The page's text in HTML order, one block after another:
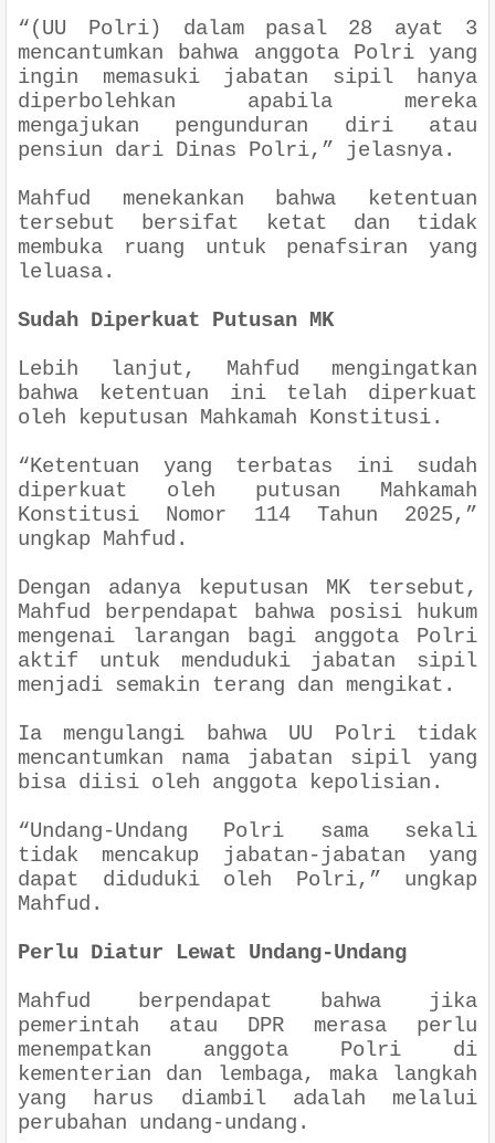
“(UU Polri) dalam pasal 28 ayat 3
mencantumkan bahwa anggota Polri yang
ingin memasuki jabatan sipil hanya
diperbolehkan apabila mereka
mengajukan pengunduran diri atau
pensiun dari Dinas Polri,” jelasnya.
Mahfud menekankan bahwa ketentuan
tersebut bersifat ketat dan tidak
membuka ruang untuk penafsiran yang
leluasa.
Sudah Diperkuat Putusan MK
Lebih lanjut, Mahfud mengingatkan
bahwa ketentuan ini telah diperkuat
oleh keputusan Mahkamah Konstitusi.
“Ketentuan yang terbatas ini sudah
diperkuat oleh putusan Mahkamah
Konstitusi Nomor 114 Tahun 2025,”
ungkap Mahfud.
Dengan adanya keputusan MK tersebut,
Mahfud berpendapat bahwa posisi hukum
mengenai larangan bagi anggota Polri
aktif untuk menduduki jabatan sipil
menjadi semakin terang dan mengikat.
Ia mengulangi bahwa UU Polri tidak
mencantumkan nama jabatan sipil yang
bisa diisi oleh anggota kepolisian.
“Undang-Undang Polri sama sekali
tidak mencakup jabatan-jabatan yang
dapat diduduki oleh Polri,” ungkap
Mahfud.
Perlu Diatur Lewat Undang-Undang
Mahfud berpendapat bahwa jika
pemerintah atau DPR merasa perlu
menempatkan anggota Polri di
kementerian dan lembaga, maka langkah
yang harus diambil adalah melalui
perubahan undang-undang.